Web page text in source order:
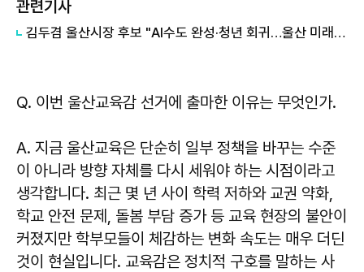
관련기사
김두겸 울산시장 후보 "AI수도 완성·청년 회귀…울산 미래산업 전환 반드시 이어가야"
Q. 이번 울산교육감 선거에 출마한 이유는 무엇인가.
A. 지금 울산교육은 단순히 일부 정책을 바꾸는 수준
이 아니라 방향 자체를 다시 세워야 하는 시점이라고
생각합니다. 최근 몇 년 사이 학력 저하와 교권 약화,
학교 안전 문제, 돌봄 부담 증가 등 교육 현장의 불안이
커졌지만 학부모들이 체감하는 변화 속도는 매우 더딘
것이 현실입니다. 교육감은 정치적 구호를 말하는 사